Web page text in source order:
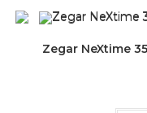
Zegar NeXtime